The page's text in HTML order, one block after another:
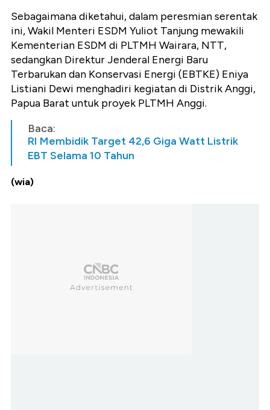
Sebagaimana diketahui, dalam peresmian serentak
ini, Wakil Menteri ESDM Yuliot Tanjung mewakili
Kementerian ESDM di PLTMH Wairara, NTT,
sedangkan Direktur Jenderal Energi Baru
Terbarukan dan Konservasi Energi (EBTKE) Eniya
Listiani Dewi menghadiri kegiatan di Distrik Anggi,
Papua Barat untuk proyek PLTMH Anggi.
Baca:
RI Membidik Target 42,6 Giga Watt Listrik
EBT Selama 10 Tahun
(wia)